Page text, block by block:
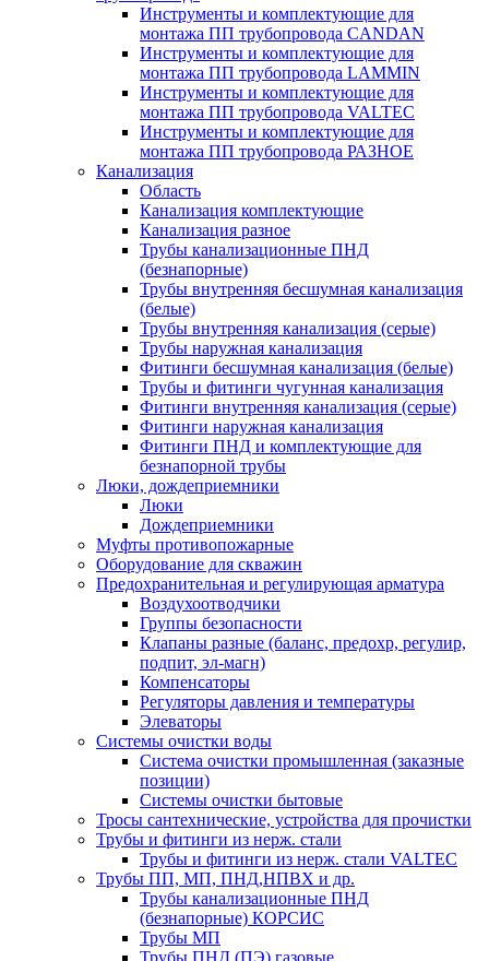
Инструменты и комплектующие для
монтажа ПП трубопровода CANDAN
Инструменты и комплектующие для
монтажа ПП трубопровода LAMMIN
Инструменты и комплектующие для
монтажа ПП трубопровода VALTEC
Инструменты и комплектующие для
монтажа ПП трубопровода РАЗНОЕ
Канализация
Область
Канализация комплектующие
Канализация разное
Трубы канализационные ПНД
(безнапорные)
Трубы внутренняя бесшумная канализация
(белые)
Трубы внутренняя канализация (серые)
Трубы наружная канализация
Фитинги бесшумная канализация (белые)
Трубы и фитинги чугунная канализация
Фитинги внутренняя канализация (серые)
Фитинги наружная канализация
Фитинги ПНД и комплектующие для
безнапорной трубы
Люки, дождеприемники
Люки
Дождеприемники
Муфты противопожарные
Оборудование для скважин
Предохранительная и регулирующая арматура
Воздухоотводчики
Группы безопасности
Клапаны разные (баланс, предохр, регулир,
подпит, эл-магн)
Компенсаторы
Регуляторы давления и температуры
Элеваторы
Системы очистки воды
Система очистки промышленная (заказные
позиции)
Системы очистки бытовые
Тросы сантехнические, устройства для прочистки
Трубы и фитинги из нерж. стали
Трубы и фитинги из нерж. стали VALTEC
Трубы ПП, МП, ПНД,НПВХ и др.
Трубы канализационные ПНД
(безнапорные) КОРСИС
Трубы МП
Трубы ПНД (ПЭ) газовые